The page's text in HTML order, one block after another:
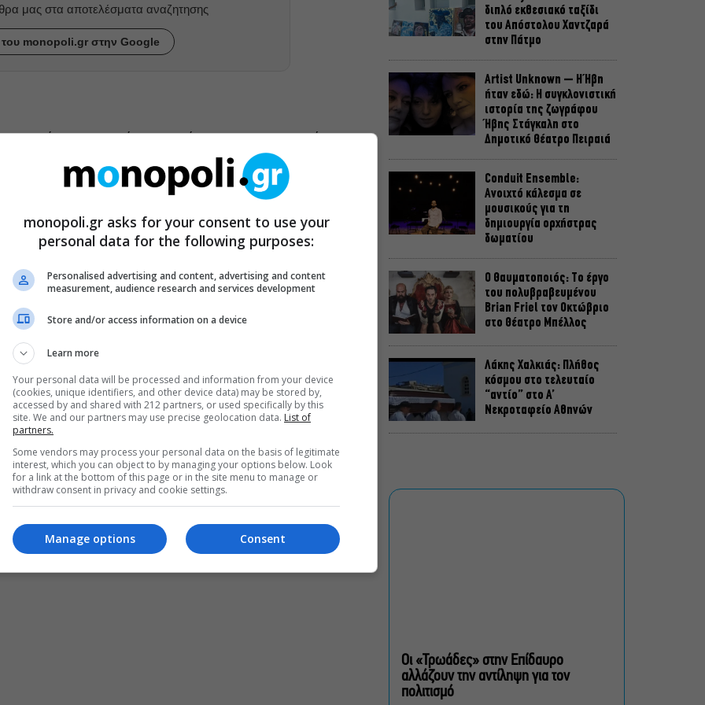
μας στα αποτελέσματα αναζητησης
monopoli.gr στην Google
Περάματος, η χρόνια απαγόρευση της σωματικής
σε απόκοσμες προσομοιώσεις ενός
τα ετεροκανονικά στερεότυπα της επιθυμίας.
αλλά αόρατου ελεγκτικού μηχανισμού,
εργάτη και υπεύθυνου στο ναυπηγείο, μέσα
σχέσεις, όπως αυτές διαμορφώνονται σε μια
υποτάσσει το συγκινησιακό.
από το Πέραμα στη Σαλαμίνα απέναντι. Τόσο ο
βουνό του Περάματος και μία απέναντι, χωρίς να
διπλό εκθεσιακό ταξίδι
του Απόστολου Χαντζαρά
στην Πάτμο
Artist Unknown – Η Ήβη
ήταν εδώ: Η συγκλονιστική
ιστορία της ζωγράφου
Ήβης Στάγκαλη στο
Δημοτικό Θέατρο Πειραιά
Conduit Ensemble:
Ανοιχτό κάλεσμα σε
μουσικούς για τη
δημιουργία ορχήστρας
δωματίου
Ο Θαυματοποιός: Το έργο
του πολυβραβευμένου
Brian Friel τον Οκτώβριο
στο Θέατρο Μπέλλος
Λάκης Χαλκιάς: Πλήθος
κόσμου στο τελευταίο
“αντίο” στο Α’
Νεκροταφείο Αθηνών
τραπεζοκαθισμάτων σε 13
επιχειρησιακές δράσεις
Οι «Τρωάδες» στην Επίδαυρο
αλλάζουν την αντίληψη για τον
πολιτισμό
monopoli.gr asks for your consent to use your
personal data for the following purposes:
Personalised advertising and content, advertising and content
measurement, audience research and services development
Store and/or access information on a device
Learn more
Your personal data will be processed and information from your device
(cookies, unique identifiers, and other device data) may be stored by,
accessed by and shared with 212 partners, or used specifically by this
site. We and our partners may use precise geolocation data. List of
partners.
Some vendors may process your personal data on the basis of legitimate
interest, which you can object to by managing your options below. Look
for a link at the bottom of this page or in the site menu to manage or
withdraw consent in privacy and cookie settings.
Consent
Manage options